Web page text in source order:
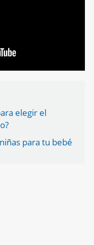
elegir el
para tu bebé